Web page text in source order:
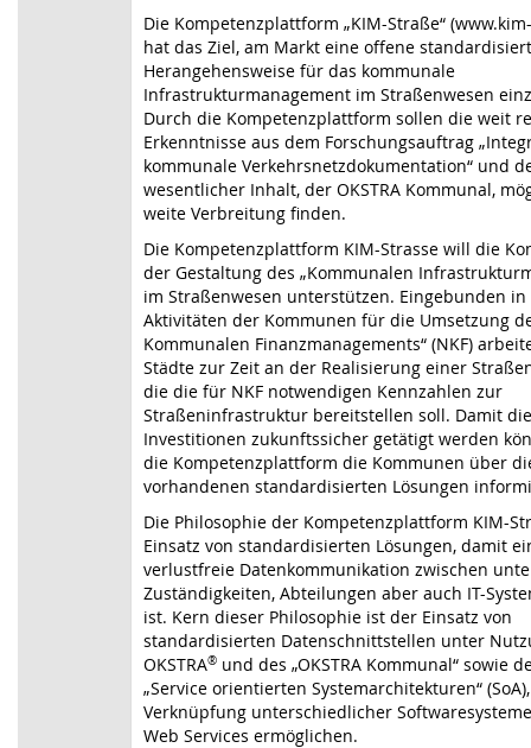
Die Kompetenzplattform „KIM-Straße“
hat das Ziel, am Markt eine offene
Herangehensweise für das kommunale
Infrastrukturmanagement im Straßenwesen
Durch die Kompetenzplattform sollen die weit
Erkenntnisse aus dem Forschungsauftrag
kommunale Verkehrsnetzdokumentation“ und
wesentlicher Inhalt, der OKSTRA Kommunal,
weite Verbreitung finden.
Die Kompetenzplattform KIM-Strasse will die
der Gestaltung des „Kommunalen
im Straßenwesen unterstützen. Eingebunden in
Aktivitäten der Kommunen für die Umsetzung
Kommunalen Finanzmanagements“ (NKF)
Städte zur Zeit an der Realisierung einer
die die für NKF notwendigen Kennzahlen zur
Straßeninfrastruktur bereitstellen soll. Damit
Investitionen zukunftssicher getätigt werden
die Kompetenzplattform die Kommunen über
vorhandenen standardisierten Lösungen
Die Philosophie der Kompetenzplattform KIM-
Einsatz von standardisierten Lösungen, damit
verlustfreie Datenkommunikation zwischen
Zuständigkeiten, Abteilungen aber auch IT-
ist. Kern dieser Philosophie ist der Einsatz von
standardisierten Datenschnittstellen unter
OKSTRA® und des „OKSTRA Kommunal“ sowie
„Service orientierten Systemarchitekturen“
Verknüpfung unterschiedlicher
Web Services ermöglichen.